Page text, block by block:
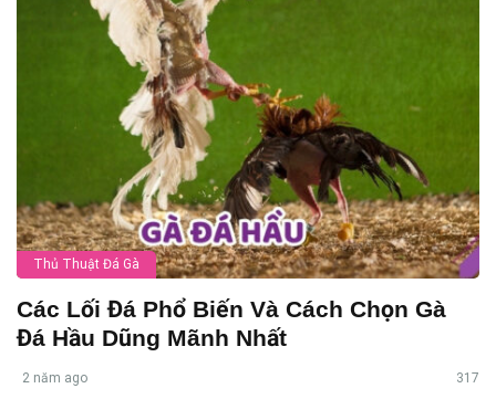
Thủ Thuật Đá Gà
Các Lối Đá Phổ Biến Và Cách Chọn Gà
Đá Hầu Dũng Mãnh Nhất
2 năm ago 317